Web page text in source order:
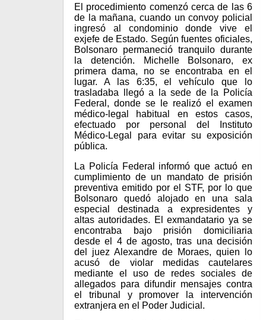
El procedimiento comenzó cerca de las 6
de la mañana, cuando un convoy policial
ingresó al condominio donde vive el
exjefe de Estado. Según fuentes oficiales,
Bolsonaro permaneció tranquilo durante
la detención. Michelle Bolsonaro, ex
primera dama, no se encontraba en el
lugar. A las 6:35, el vehículo que lo
trasladaba llegó a la sede de la Policía
Federal, donde se le realizó el examen
médico-legal habitual en estos casos,
efectuado por personal del Instituto
Médico-Legal para evitar su exposición
pública.
La Policía Federal informó que actuó en
cumplimiento de un mandato de prisión
preventiva emitido por el STF, por lo que
Bolsonaro quedó alojado en una sala
especial destinada a expresidentes y
altas autoridades. El exmandatario ya se
encontraba bajo prisión domiciliaria
desde el 4 de agosto, tras una decisión
del juez Alexandre de Moraes, quien lo
acusó de violar medidas cautelares
mediante el uso de redes sociales de
allegados para difundir mensajes contra
el tribunal y promover la intervención
extranjera en el Poder Judicial.